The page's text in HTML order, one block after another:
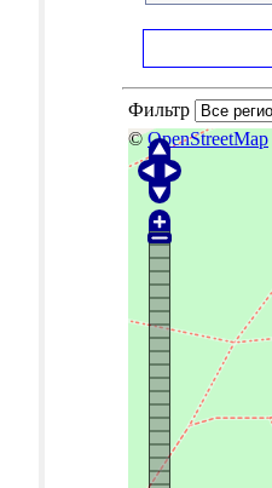
Фильтр
©OpenStreetMap